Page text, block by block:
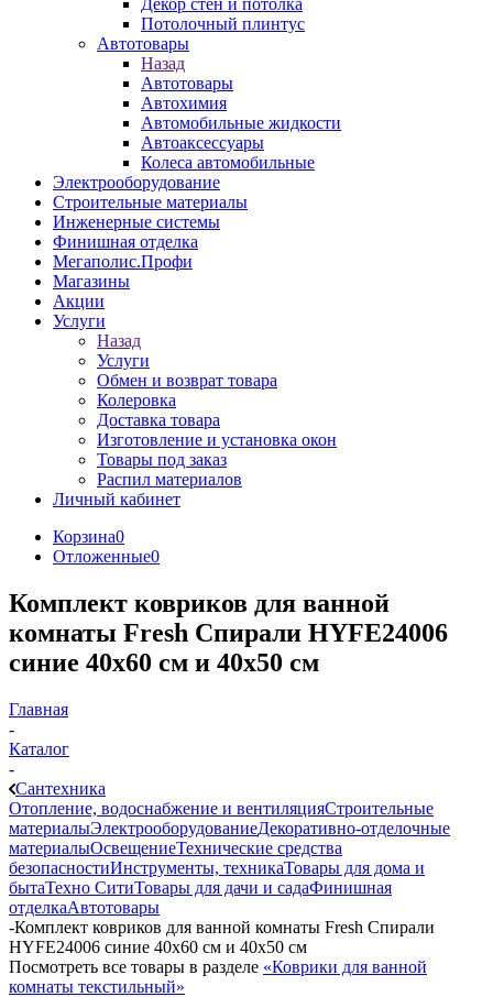
Декор стен и потолка
Потолочный плинтус
Автотовары
Назад
Автотовары
Автохимия
Автомобильные жидкости
Автоаксессуары
Колеса автомобильные
Электрооборудование
Строительные материалы
Инженерные системы
Финишная отделка
Мегаполис.Профи
Магазины
Акции
Услуги
Назад
Услуги
Обмен и возврат товара
Колеровка
Доставка товара
Изготовление и установка окон
Товары под заказ
Распил материалов
Личный кабинет
Корзина0
Отложенные0
Комплект ковриков для ванной
комнаты Fresh Спирали HYFE24006
синие 40х60 см и 40х50 см
Главная
-
Каталог
-
Сантехника
Отопление, водоснабжение и вентиляцияСтроительные
материалыЭлектрооборудованиеДекоративно-отделочные
материалыОсвещениеТехнические средства
безопасностиИнструменты, техникаТовары для дома и
бытаТехно СитиТовары для дачи и садаФинишная
отделкаАвтотовары
-Комплект ковриков для ванной комнаты Fresh Спирали
HYFE24006 синие 40х60 см и 40х50 см
Посмотреть все товары в разделе «Коврики для ванной
комнаты текстильный»